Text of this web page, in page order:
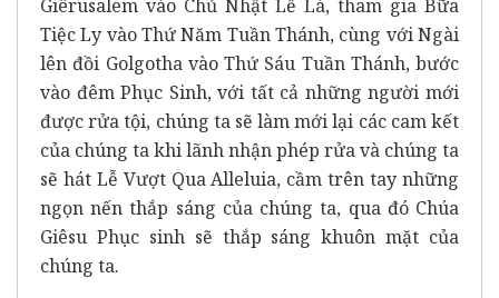
Giêrusalem vào Chủ Nhật Lễ Lá, tham gia Bữa
Tiệc Ly vào Thứ Năm Tuần Thánh, cùng với Ngài
lên đồi Golgotha vào Thứ Sáu Tuần Thánh, bước
vào đêm Phục Sinh, với tất cả những người mới
được rửa tội, chúng ta sẽ làm mới lại các cam kết
của chúng ta khi lãnh nhận phép rửa và chúng ta
sẽ hát Lễ Vượt Qua Alleluia, cầm trên tay những
ngọn nến thắp sáng của chúng ta, qua đó Chúa
Giêsu Phục sinh sẽ thắp sáng khuôn mặt của
chúng ta.